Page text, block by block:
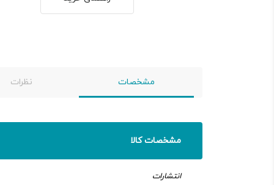
مشخصات نظرات
مشخصات کالا
انتشارات